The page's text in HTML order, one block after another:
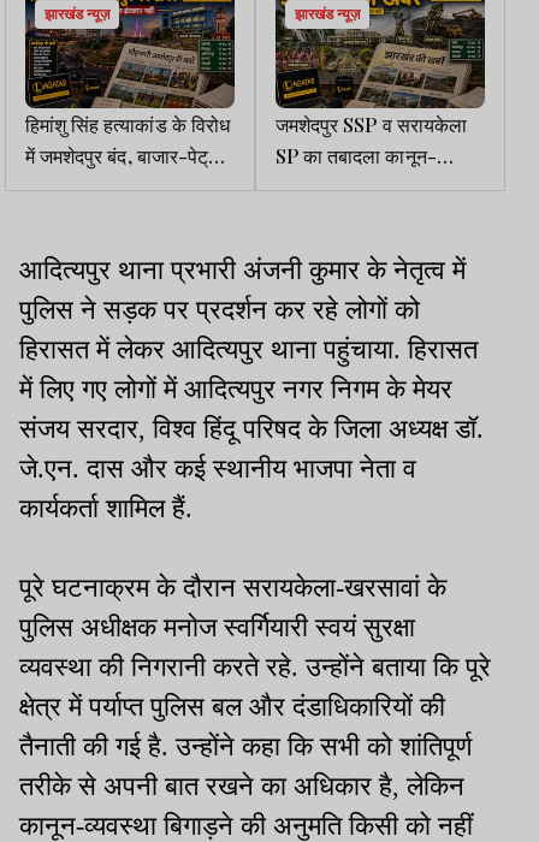
झारखंड न्यूज़
हिमांशु सिंह हत्याकांड के विरोध
में जमशेदपुर बंद, बाजार-पेट्रोल
पंप पर पसरा सन्नाटा
झारखंड न्यूज़
जमशेदपुर SSP व सरायकेला
SP का तबादला कानून-
व्यवस्था की चुनौती का स्थायी
आदित्यपुर थाना प्रभारी अंजनी कुमार के नेतृत्व में
पुलिस ने सड़क पर प्रदर्शन कर रहे लोगों को
हिरासत में लेकर आदित्यपुर थाना पहुंचाया. हिरासत
में लिए गए लोगों में आदित्यपुर नगर निगम के मेयर
संजय सरदार, विश्व हिंदू परिषद के जिला अध्यक्ष डॉ.
जे.एन. दास और कई स्थानीय भाजपा नेता व
कार्यकर्ता शामिल हैं.
पूरे घटनाक्रम के दौरान सरायकेला-खरसावां के
पुलिस अधीक्षक मनोज स्वर्गियारी स्वयं सुरक्षा
व्यवस्था की निगरानी करते रहे. उन्होंने बताया कि पूरे
क्षेत्र में पर्याप्त पुलिस बल और दंडाधिकारियों की
तैनाती की गई है. उन्होंने कहा कि सभी को शांतिपूर्ण
तरीके से अपनी बात रखने का अधिकार है, लेकिन
कानून-व्यवस्था बिगाड़ने की अनुमति किसी को नहीं